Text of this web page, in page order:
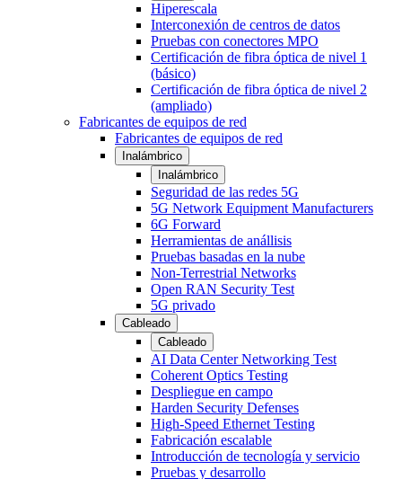
Hiperescala
Interconexión de centros de datos
Pruebas con conectores MPO
Certificación de fibra óptica de nivel 1
(básico)
Certificación de fibra óptica de nivel 2
(ampliado)
Fabricantes de equipos de red
Fabricantes de equipos de red
Inalámbrico
Inalámbrico
Seguridad de las redes 5G
5G Network Equipment Manufacturers
6G Forward
Herramientas de anállisis
Pruebas basadas en la nube
Non-Terrestrial Networks
Open RAN Security Test
5G privado
Cableado
Cableado
AI Data Center Networking Test
Coherent Optics Testing
Despliegue en campo
Harden Security Defenses
High-Speed Ethernet Testing
Fabricación escalable
Introducción de tecnología y servicio
Pruebas y desarrollo